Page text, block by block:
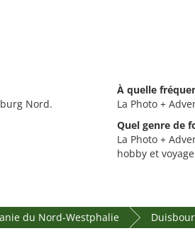
Nord.
À quelle
La Photo +
Quel genre de
La Photo +
hobby et
du Nord-Westphalie